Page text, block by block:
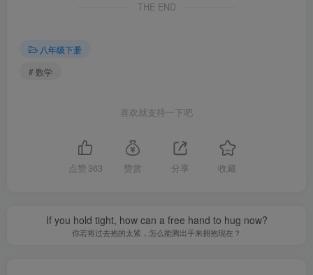
THE END
八年级下册
# 数学
喜欢就支持一下吧
点赞 363 赞赏 分享 收藏
If you hold tight, how can a free hand to hug now?
你若将过去抱的太紧，怎么能腾出手来拥抱现在？